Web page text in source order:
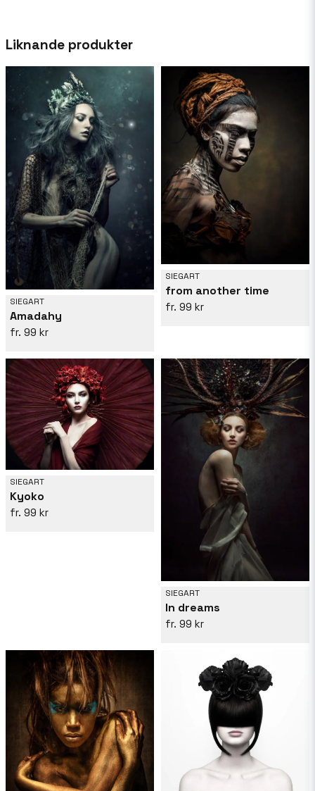
Liknande produkter
SIEGART
Amadahy
99 kr
SIEGART
from another time
99 kr
SIEGART
Kyoko
99 kr
SIEGART
In dreams
99 kr